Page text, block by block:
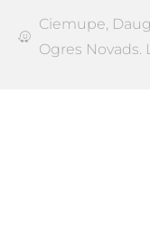
Ciemupe,
Ogres Novads.